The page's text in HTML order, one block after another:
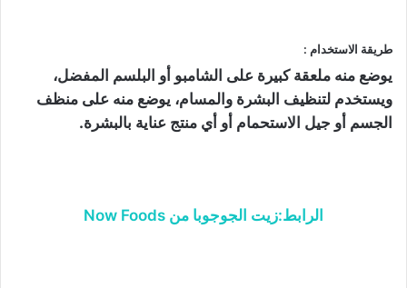
طريقة الاستخدام :
يوضع منه ملعقة كبيرة على الشامبو أو البلسم المفضل،
ويستخدم لتنظيف البشرة والمسام، يوضع منه على منظف
الجسم أو جيل الاستحمام أو أي منتج عناية بالبشرة.
الرابط:زيت الجوجوبا من Now Foods